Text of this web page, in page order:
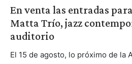
En venta las entradas
Matta Trío, jazz
auditorio
El 15 de agosto, lo próximo de la